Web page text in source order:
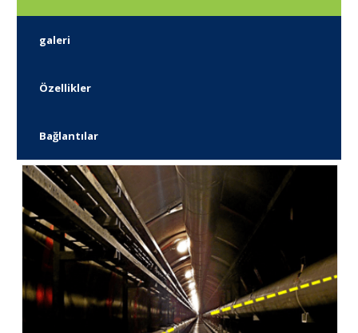
galeri
Özellikler
Bağlantılar